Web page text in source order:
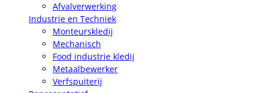
Afvalverwerking
Industrie en Techniek
Monteurskledij
Mechanisch
Food industrie kledij
Metaalbewerker
Verfspuiterij